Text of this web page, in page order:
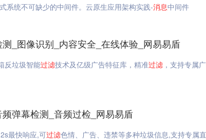
系统不可缺少的中间件。云原生应用架构实践-消息中间件
测_图像识别_内容安全_在线体验_网易易盾
反垃圾智能过滤技术及亿级广告特征库，精准过滤 ，支持专属
弹幕检测_音频过检_网易易盾
最快响应,可过滤色情、广告、违禁等多种垃圾信息,支持专属